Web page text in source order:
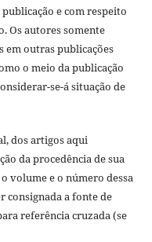
e com respeito
Os autores somente
em outras publicações
o meio da publicação
se-á situação de
dos artigos aqui
da procedência de sua
volume e o número dessa
consignada a fonte de
referência cruzada (se